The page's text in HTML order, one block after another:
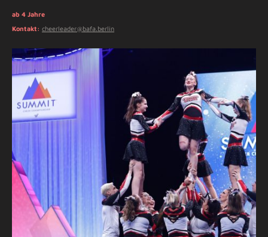
ab 4 Jahre
Kontakt: cheerleader@bafa.berlin